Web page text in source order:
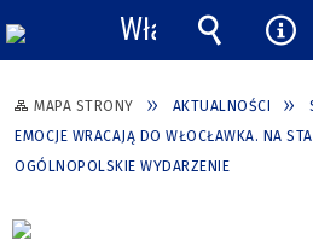
MAPA STRONY AKTUALNOŚCI
EMOCJE WRACAJĄ DO WŁOCŁAWKA. NA
OGÓLNOPOLSKIE WYDARZENIE
Włącz
powiadomienia